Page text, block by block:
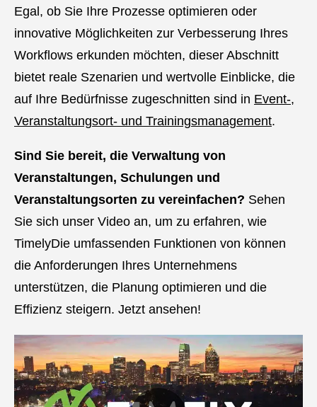
Egal, ob Sie Ihre Prozesse optimieren oder
innovative Möglichkeiten zur Verbesserung Ihres
Workflows erkunden möchten, dieser Abschnitt
bietet reale Szenarien und wertvolle Einblicke, die
auf Ihre Bedürfnisse zugeschnitten sind in Event-,
Veranstaltungsort- und Trainingsmanagement.
Sind Sie bereit, die Verwaltung von
Veranstaltungen, Schulungen und
Veranstaltungsorten zu vereinfachen? Sehen
Sie sich unser Video an, um zu erfahren, wie
TimelyDie umfassenden Funktionen von können
die Anforderungen Ihres Unternehmens
unterstützen, die Planung optimieren und die
Effizienz steigern. Jetzt ansehen!